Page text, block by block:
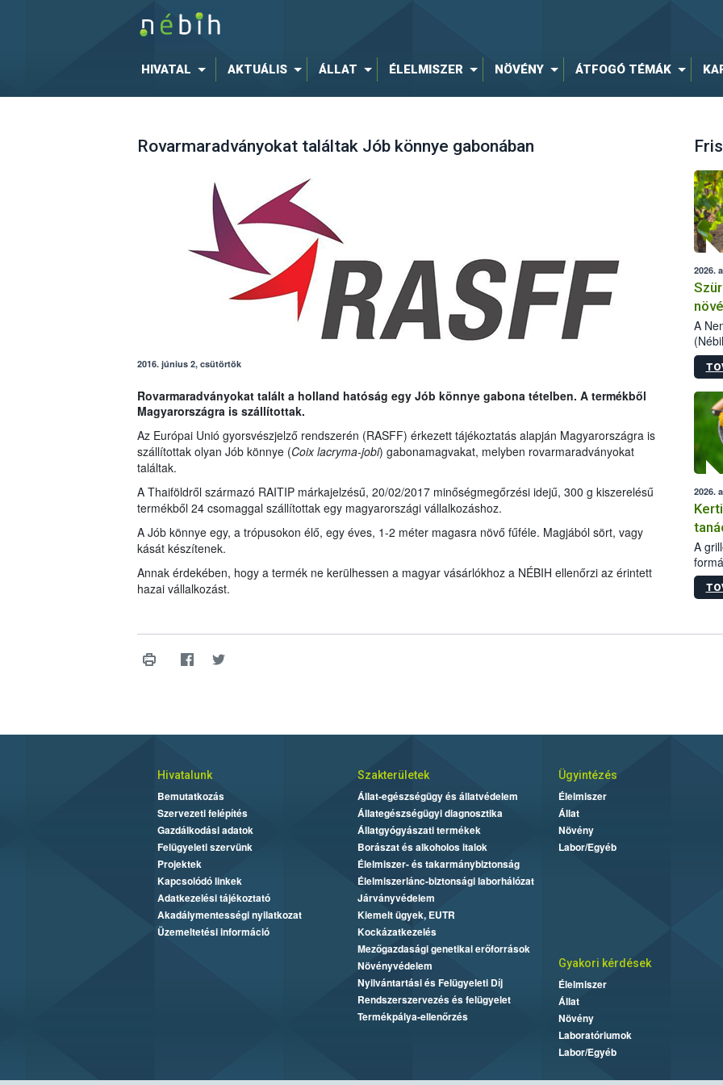
HIVATAL AKTUÁLIS ÁLLAT ÉLELMISZER NÖVÉNY ÁTFOGÓ TÉMÁK
Rovarmaradványokat találtak Jób könnye gabonában
2016. június 2, csütörtök
Rovarmaradványokat talált a holland hatóság egy Jób könnye gabona tételben. A termékből
Magyarországra is szállítottak.
Az Európai Unió gyorsvészjelző rendszerén (RASFF) érkezett tájékoztatás alapján Magyarországra is
szállítottak olyan Jób könnye (Coix lacryma-jobi) gabonamagvakat, melyben rovarmaradványokat
találtak.
A Thaiföldről származó RAITIP márkajelzésű, 20/02/2017 minőségmegőrzési idejű, 300 g kiszerelésű
termékből 24 csomaggal szállítottak egy magyarországi vállalkozáshoz.
A Jób könnye egy, a trópusokon élő, egy éves, 1-2 méter magasra növő fűféle. Magjából sört, vagy
kását készítenek.
Annak érdekében, hogy a termék ne kerülhessen a magyar vásárlókhoz a NÉBIH ellenőrzi az érintett
hazai vállalkozást.
2026.
A
Az
2026.
A
a
Hivatalunk
Bemutatkozás
Szervezeti felépítés
Gazdálkodási adatok
Felügyeleti szervünk
Projektek
Kapcsolódó linkek
Adatkezelési tájékoztató
Akadálymentességi nyilatkozat
Üzemeltetési információ
Szakterületek
Állat-egészségügy és állatvédelem
Állategészségügyi diagnosztika
Állatgyógyászati termékek
Borászat és alkoholos italok
Élelmiszer- és takarmánybiztonság
Élelmiszerlánc-biztonsági laborhálózat
Járványvédelem
Kiemelt ügyek, EUTR
Kockázatkezelés
Mezőgazdasági genetikai erőforrások
Növényvédelem
Nyilvántartási és Felügyeleti Díj
Rendszerszervezés és felügyelet
Termékpálya-ellenőrzés
Ügyintézés
Élelmiszer
Állat
Növény
Labor/Egyéb
Gyakori kérdések
Élelmiszer
Állat
Növény
Laboratóriumok
Labor/Egyéb